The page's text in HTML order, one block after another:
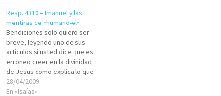
(judíos, hebreos,
descendientes de Israel),
porque se avergüenzan de su
religión…
Resp. 4310 – Imanuel y las
mentiras de «humano-el»
Bendiciones solo quiero ser
breve, leyendo uno de sus
articulos si usted dice que es
erroneo creer en la divinidad
de Jesus como explica lo que
dice en isaias 7:14 ya que en
en la Tanaj dice y llamaras su
28/04/2009
En «Isaías»